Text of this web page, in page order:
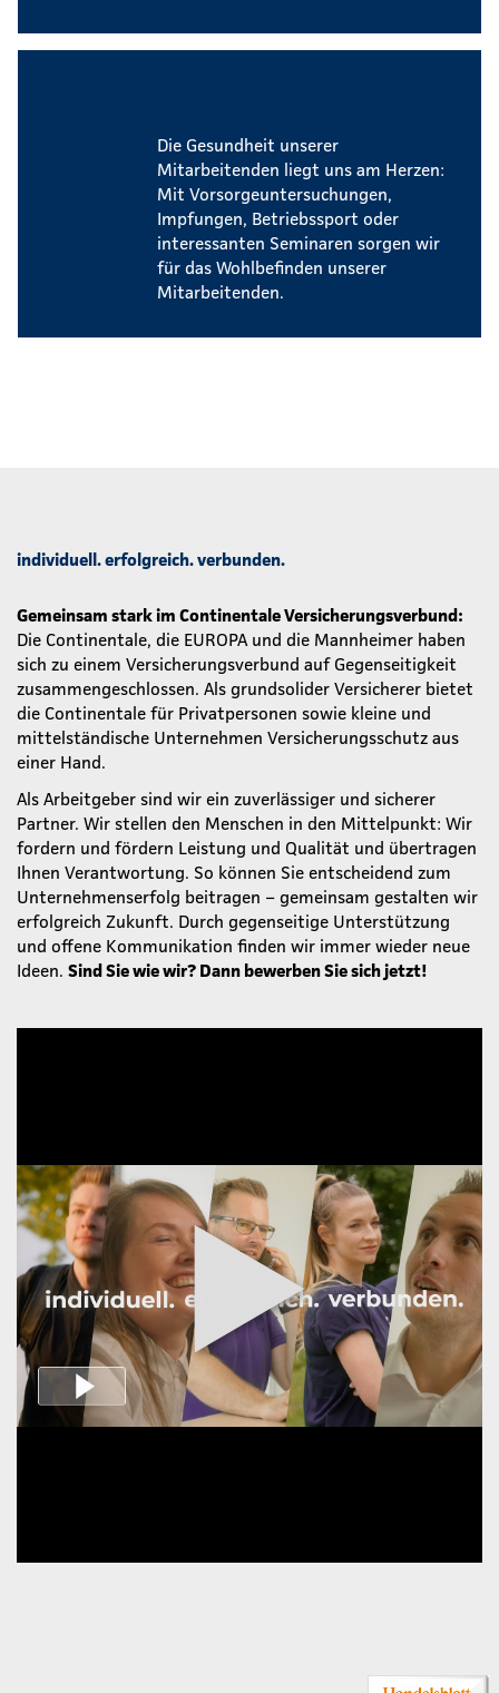
Die Gesundheit unserer
Mitarbeitenden liegt uns am Herzen:
Mit Vorsorgeuntersuchungen,
Impfungen, Betriebssport oder
interessanten Seminaren sorgen wir
für das Wohlbefinden unserer
Mitarbeitenden.
individuell. erfolgreich. verbunden.
Gemeinsam stark im Continentale Versicherungsverbund:
Die Continentale, die EUROPA und die Mannheimer haben
sich zu einem Versicherungsverbund auf Gegenseitigkeit
zusammengeschlossen. Als grundsolider Versicherer bietet
die Continentale für Privatpersonen sowie kleine und
mittelständische Unternehmen Versicherungsschutz aus
einer Hand.
Als Arbeitgeber sind wir ein zuverlässiger und sicherer
Partner. Wir stellen den Menschen in den Mittelpunkt: Wir
fordern und fördern Leistung und Qualität und übertragen
Ihnen Verantwortung. So können Sie entscheidend zum
Unternehmenserfolg beitragen – gemeinsam gestalten wir
erfolgreich Zukunft. Durch gegenseitige Unterstützung
und offene Kommunikation finden wir immer wieder neue
Ideen. Sind Sie wie wir? Dann bewerben Sie sich jetzt!